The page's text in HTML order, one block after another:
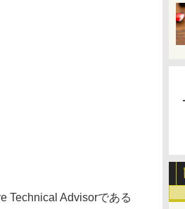
Technical Advisorである